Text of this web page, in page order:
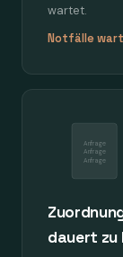
wartet.
Notfälle
Anfrage
Anfrage
Anfrage
dauert zu